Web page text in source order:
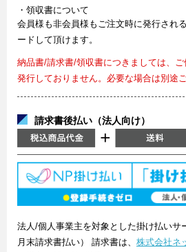
・領収書について
会員様も非会員様もご注文時に発行され
ードして頂けます。
納品書/請求書/領収書につきましては、
発行しておりません。必要な場合は別途
請求書後払い（法人向け）
法人/個人事業主を対象とした掛け払いサ
月末請求書払い） 請求書は、 株式会社ネ